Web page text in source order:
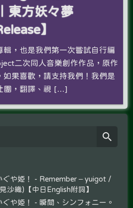
東方妖々夢
】
輯，也是我們第一次嘗試自行編
二次同人音樂創作作品，原作
如果喜歡，請支持我們！我們是
團，翻譯、視 […]
ぐや姫！ - Remember – yuigot /
沙織)【中日English附詞】
ぐや姫！ - 瞬間、シンフォニー。